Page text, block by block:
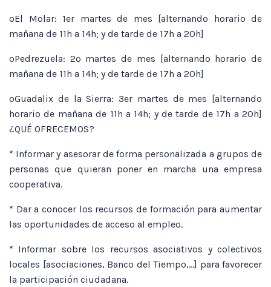
oEl Molar: 1er martes de mes [alternando horario de
mañana de 11h a 14h; y de tarde de 17h a 20h]
oPedrezuela: 2º martes de mes [alternando horario de
mañana de 11h a 14h; y de tarde de 17h a 20h]
oGuadalix de la Sierra: 3er martes de mes [alternando
horario de mañana de 11h a 14h; y de tarde de 17h a 20h]
¿QUÉ OFRECEMOS?
* Informar y asesorar de forma personalizada a grupos de
personas que quieran poner en marcha una empresa
cooperativa.
* Dar a conocer los recursos de formación para aumentar
las oportunidades de acceso al empleo.
* Informar sobre los recursos asociativos y colectivos
locales [asociaciones, Banco del Tiempo,…] para favorecer
la participación ciudadana.